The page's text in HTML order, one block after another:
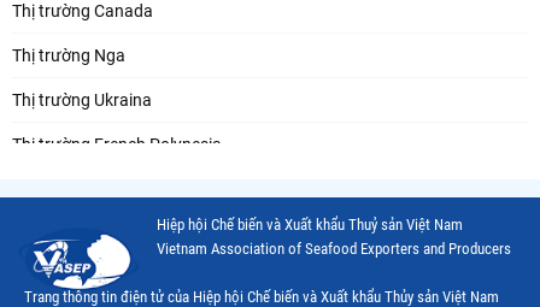
Thị trường Canada
Thị trường Nga
Thị trường Ukraina
Thị trường French Polynesia
Thị trường Papua New Guinea
Thị trường New Zealand
Hiệp hội Chế biến và Xuất khẩu Thuỷ sản Việt Nam
Vietnam Association of Seafood Exporters and Producers
Trang thông tin điện tử của Hiệp hội Chế biến và Xuất khẩu Thủy sản Việt Nam